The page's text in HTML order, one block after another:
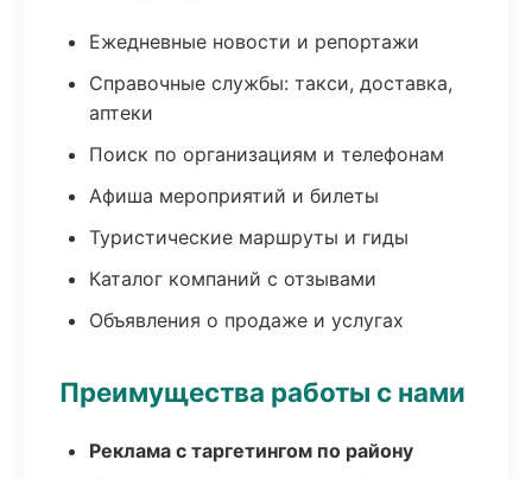
Ежедневные новости и репортажи
Справочные службы: такси, доставка,
аптеки
Поиск по организациям и телефонам
Афиша мероприятий и билеты
Туристические маршруты и гиды
Каталог компаний с отзывами
Объявления о продаже и услугах
Преимущества работы с нами
Реклама с таргетингом по району